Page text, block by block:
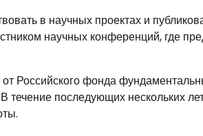
в научных проектах и
научных конференций, где
Российского фонда
течение последующих нескольких